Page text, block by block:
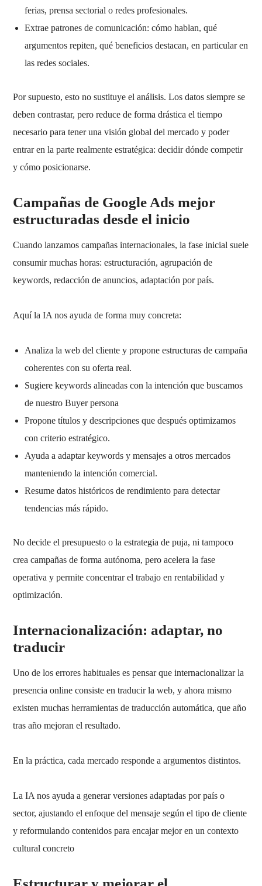
ferias, prensa sectorial o redes profesionales.
Extrae patrones de comunicación: cómo hablan, qué
argumentos repiten, qué beneficios destacan, en particular en
las redes sociales.
Por supuesto, esto no sustituye el análisis. Los datos siempre se
deben contrastar, pero reduce de forma drástica el tiempo
necesario para tener una visión global del mercado y poder
entrar en la parte realmente estratégica: decidir dónde competir
y cómo posicionarse.
Campañas de Google Ads mejor
estructuradas desde el inicio
Cuando lanzamos campañas internacionales, la fase inicial suele
consumir muchas horas: estructuración, agrupación de
keywords, redacción de anuncios, adaptación por país.
Aquí la IA nos ayuda de forma muy concreta:
Analiza la web del cliente y propone estructuras de campaña
coherentes con su oferta real.
Sugiere keywords alineadas con la intención que buscamos
de nuestro Buyer persona
Propone títulos y descripciones que después optimizamos
con criterio estratégico.
Ayuda a adaptar keywords y mensajes a otros mercados
manteniendo la intención comercial.
Resume datos históricos de rendimiento para detectar
tendencias más rápido.
No decide el presupuesto o la estrategia de puja, ni tampoco
crea campañas de forma autónoma, pero acelera la fase
operativa y permite concentrar el trabajo en rentabilidad y
optimización.
Internacionalización: adaptar, no
traducir
Uno de los errores habituales es pensar que internacionalizar la
presencia online consiste en traducir la web, y ahora mismo
existen muchas herramientas de traducción automática, que año
tras año mejoran el resultado.
En la práctica, cada mercado responde a argumentos distintos.
La IA nos ayuda a generar versiones adaptadas por país o
sector, ajustando el enfoque del mensaje según el tipo de cliente
y reformulando contenidos para encajar mejor en un contexto
cultural concreto